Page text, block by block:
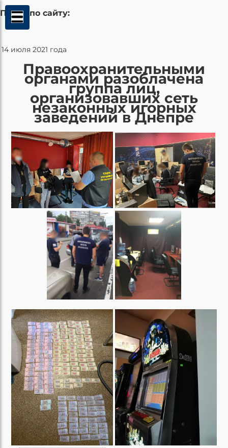
Поиск по сайту:
14 июля 2021 года
Правоохранительными
органами разоблачена
группа лиц,
организовавших сеть
незаконных игорных
заведений в Днепре